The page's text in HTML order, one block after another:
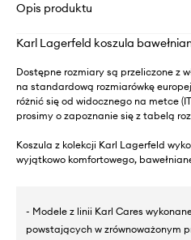
Opis produktu
Karl Lagerfeld koszula
Dostępne rozmiary są przeliczone z
na standardową rozmiarówkę
różnić się od widocznego na metce
prosimy o zapoznanie się z tabelą
Koszula z kolekcji Karl Lagerfeld
wyjątkowo komfortowego,
- Modele z linii Karl Cares
powstających w zrównoważonym